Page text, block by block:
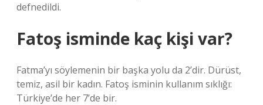
defnedildi.
Fatoş isminde kaç kişi var?
Fatma’yı söylemenin bir başka yolu da 2’dir. Dürüst,
temiz, asil bir kadın. Fatoş isminin kullanım sıklığı:
Türkiye’de her 7’de bir.